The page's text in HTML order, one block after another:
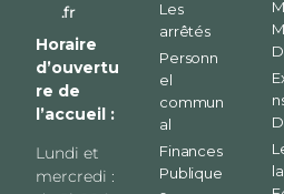
.fr
Horaire
d’ouvertu
re de
l’accueil :
Lundi et
mercredi :
Les
arrêtés
Personn
el
commun
al
Finances
Publique
la